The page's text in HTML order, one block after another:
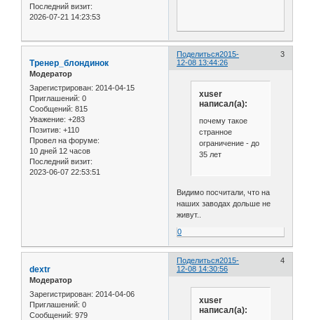
Последний визит:
2026-07-21 14:23:53
Поделиться 3
2015-
12-08 13:44:26
Тренер_блондинок
Модератор
Зарегистрирован: 2014-04-15
Приглашений: 0
Сообщений: 815
Уважение: +283
Позитив: +110
Провел на форуме:
10 дней 12 часов
Последний визит:
2023-06-07 22:53:51
xuser
написал(а):
почему такое
странное
ограничение - до
35 лет
Видимо посчитали, что на
наших заводах дольше не
живут..
0
Поделиться 4
2015-
12-08 14:30:56
dextr
Модератор
Зарегистрирован: 2014-04-06
Приглашений: 0
Сообщений: 979
xuser
написал(а):